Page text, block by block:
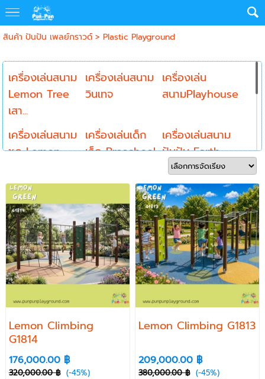
สินค้า ปันปัน เพลย์กราวด์> Plastic Playground
เครื่องเล่นสนาม
Lemon Tree
เสา...
เครื่องเล่นสนาม
วินเทจ
เครื่องเล่น
สนามPlayhouse
เครื่องเล่นสนาม
ชุด Lemon
เครื่องเล่นเด็ก
เล็ก Preschool
เครื่องเล่นสนาม
ปันปัน Earth
To...
เครื่องเล่นสนาม
เกรดเอ.เสากัล
วา...
เครื่องเล่นสนาม
ชุดเรือและแบบ
พิ...
เครื่องเล่นสนาม
HDPE
Playgroun...
เครื่องเล่นสนาม
เกรดเอ. เสาเห
ลี...
Lemon Climbing
G1814
176,000.00 ฿
320,000.00 ฿ (-45%)
Lemon Climbing G1813
209,000.00 ฿
380,000.00 ฿ (-45%)